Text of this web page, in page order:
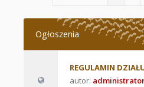
Ogłoszenia
REGULAMIN
autor: